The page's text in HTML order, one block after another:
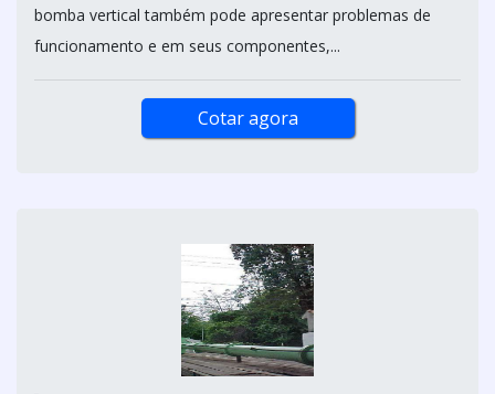
bomba vertical também pode apresentar problemas de
funcionamento e em seus componentes,...
Cotar agora